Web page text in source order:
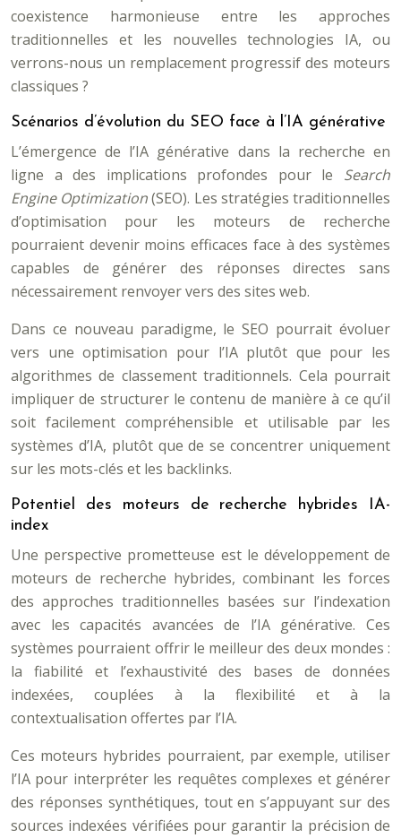
coexistence harmonieuse entre les approches
traditionnelles et les nouvelles technologies IA, ou
verrons-nous un remplacement progressif des moteurs
classiques ?
Scénarios d’évolution du SEO face à l’IA générative
L’émergence de l’IA générative dans la recherche en
ligne a des implications profondes pour le Search
Engine Optimization(SEO). Les stratégies traditionnelles
d’optimisation pour les moteurs de recherche
pourraient devenir moins efficaces face à des systèmes
capables de générer des réponses directes sans
nécessairement renvoyer vers des sites web.
Dans ce nouveau paradigme, le SEO pourrait évoluer
vers une optimisation pour l’IA plutôt que pour les
algorithmes de classement traditionnels. Cela pourrait
impliquer de structurer le contenu de manière à ce qu’il
soit facilement compréhensible et utilisable par les
systèmes d’IA, plutôt que de se concentrer uniquement
sur les mots-clés et les backlinks.
Potentiel des moteurs de recherche hybrides IA-
index
Une perspective prometteuse est le développement de
moteurs de recherche hybrides, combinant les forces
des approches traditionnelles basées sur l’indexation
avec les capacités avancées de l’IA générative. Ces
systèmes pourraient offrir le meilleur des deux mondes :
la fiabilité et l’exhaustivité des bases de données
indexées, couplées à la flexibilité et à la
contextualisation offertes par l’IA.
Ces moteurs hybrides pourraient, par exemple, utiliser
l’IA pour interpréter les requêtes complexes et générer
des réponses synthétiques, tout en s’appuyant sur des
sources indexées vérifiées pour garantir la précision de